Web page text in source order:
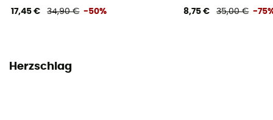
17,45 € 34,90 € -50% 8,75 € 35,00 € -
Herzschlag